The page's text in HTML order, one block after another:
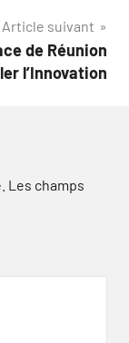
Article suivant
de Réunion
l’Innovation
Les champs